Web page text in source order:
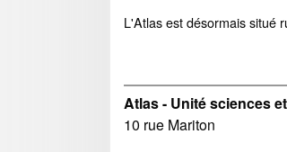
L'Atlas est désormais situé
Atlas - Unité sciences
10 rue Mariton